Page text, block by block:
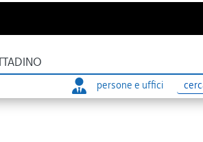
persone e uffici